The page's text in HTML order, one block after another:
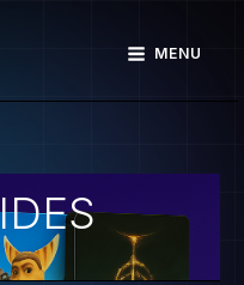
MENU